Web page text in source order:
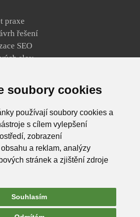
soubory cookies
používají soubory cookies a
s cílem vylepšení
zobrazení
a reklam, analýzy
stránek a zjištění zdroje
Souhlasím
praxe
řešení
SEO
slov
stránky
domény
doméně
ruky